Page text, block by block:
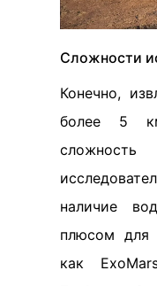
Сложности
Конечно,
более 5
наличие
плюсом для
как